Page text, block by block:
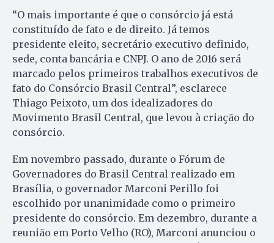
“O mais importante é que o consórcio já está
constituído de fato e de direito. Já temos
presidente eleito, secretário executivo definido,
sede, conta bancária e CNPJ. O ano de 2016 será
marcado pelos primeiros trabalhos executivos de
fato do Consórcio Brasil Central”, esclarece
Thiago Peixoto, um dos idealizadores do
Movimento Brasil Central, que levou à criação do
consórcio.
Em novembro passado, durante o Fórum de
Governadores do Brasil Central realizado em
Brasília, o governador Marconi Perillo foi
escolhido por unanimidade como o primeiro
presidente do consórcio. Em dezembro, durante a
reunião em Porto Velho (RO), Marconi anunciou o